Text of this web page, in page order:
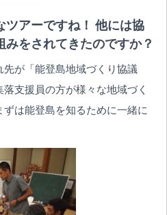
ツアーですね！ 他には協
をされてきたのですか？
が「能登島地域づくり協議
支援員の方が様々な地域づく
は能登島を知るために一緒に